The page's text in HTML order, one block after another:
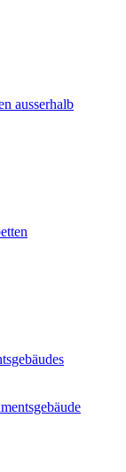
ausserhalb